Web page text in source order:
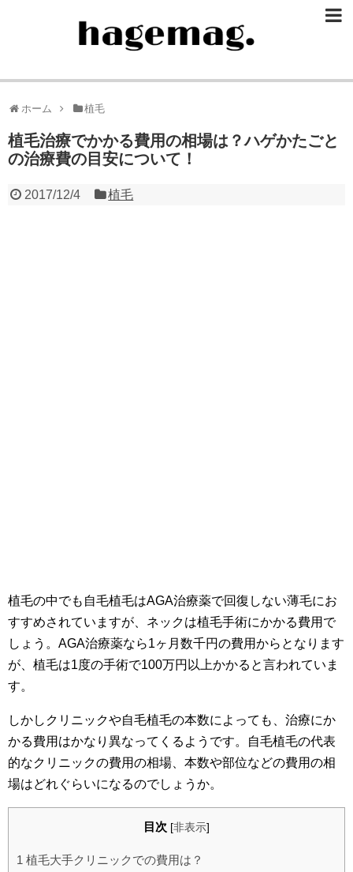
ホーム 植毛
植毛治療でかかる費用の相場は？ハゲかたごと
の治療費の目安について！
2017/12/4 植毛
植毛の中でも自毛植毛はAGA治療薬で回復しない薄毛にお
すすめされていますが、ネックは植毛手術にかかる費用で
しょう。AGA治療薬なら1ヶ月数千円の費用からとなります
が、植毛は1度の手術で100万円以上かかると言われていま
す。
しかしクリニックや自毛植毛の本数によっても、治療にか
かる費用はかなり異なってくるようです。自毛植毛の代表
的なクリニックの費用の相場、本数や部位などの費用の相
場はどれぐらいになるのでしょうか。
目次 [非表示]
1 植毛大手クリニックでの費用は？